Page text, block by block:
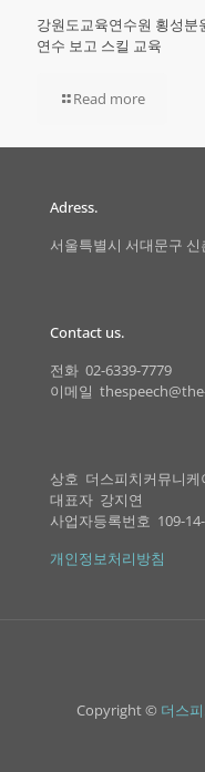
강원도교육연수원 횡성
연수 보고 스킬 교육
Read more
Adress.
서울특별시 서대문구 신
Contact us.
전화 02-6339-7779
이메일
상호 더스피치커뮤니케
대표자 강지연
사업자등록번호 109-
개인정보처리방침
Copyright © 더스